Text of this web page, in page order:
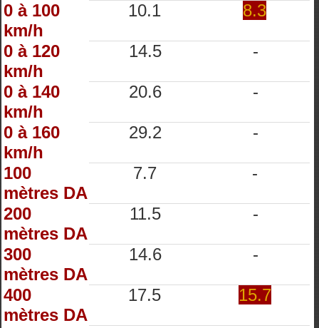
0 à 100
km/h
10.1 8.3
0 à 120
km/h
14.5 -
0 à 140
km/h
20.6 -
0 à 160
km/h
29.2 -
100
mètres DA
7.7 -
200
mètres DA
11.5 -
300
mètres DA
14.6 -
400
mètres DA
17.5 15.7